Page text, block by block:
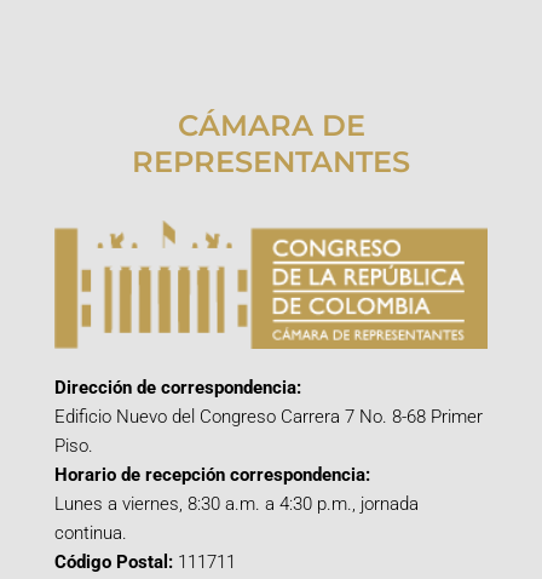
CÁMARA DE
REPRESENTANTES
Dirección de correspondencia:
Edificio Nuevo del Congreso Carrera 7 No. 8-68 Primer
Piso.
Horario de recepción correspondencia:
Lunes a viernes, 8:30 a.m. a 4:30 p.m., jornada
continua.
Código Postal: 111711